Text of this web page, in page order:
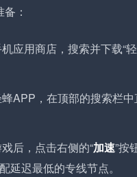
：
应用商店，搜索并下载“
APP，在顶部的搜索栏中
后，点击右侧的“加速”按
延迟最低的专线节点。